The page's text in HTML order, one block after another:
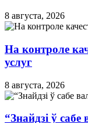
8 августа, 2026
На контроле
услуг
8 августа, 2026
“Знайдзі ў сабе